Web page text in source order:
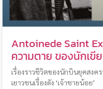
Antoinede Saint
ความตาย ของนักเขีย
เรื่องราวชีวิตของนักบินยุคสงค
เยาวชนเรื่องดัง ‘เจ้าชายน้อย’